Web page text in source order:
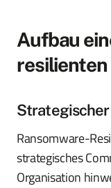
Aufbau
Ransomware-
strategisches
Organisation